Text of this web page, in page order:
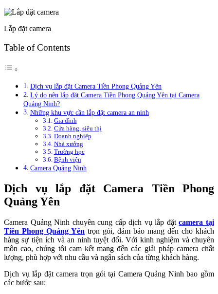
Lắp đặt camera
Table of Contents
Dịch vụ lắp đặt Camera Tiền Phong Quảng Yên
Lý do nên lắp đặt Camera Tiền Phong Quảng Yên tại Camera
Quảng Ninh?
Những khu vực cần lắp đặt camera an ninh
Gia đình
Cửa hàng, siêu thị
Doanh nghiệp
Nhà xưởng
Trường học
Bệnh viện
Camera Quảng Ninh
Dịch vụ lắp đặt Camera Tiền Phong
Quảng Yên
Camera Quảng Ninh chuyên cung cấp dịch vụ lắp đặtcamera tại
Tiền Phong Quảng Yên trọn gói, đảm bảo mang đến cho khách
hàng sự tiện ích và an ninh tuyệt đối. Với kinh nghiệm và chuyên
môn cao, chúng tôi cam kết mang đến các giải pháp camera chất
lượng, phù hợp với nhu cầu và ngân sách của từng khách hàng.
Dịch vụ lắp đặt camera trọn gói tại Camera Quảng Ninh bao gồm
các bước sau: